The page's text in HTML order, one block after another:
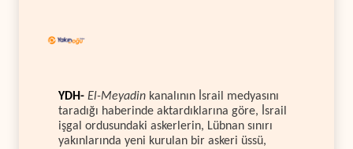
YDH- El-Meyadin kanalının İsrail medyasını
taradığı haberinde aktardıklarına göre, İsrail
işgal ordusundaki askerlerin, Lübnan sınırı
yakınlarında yeni kurulan bir askeri üssü,